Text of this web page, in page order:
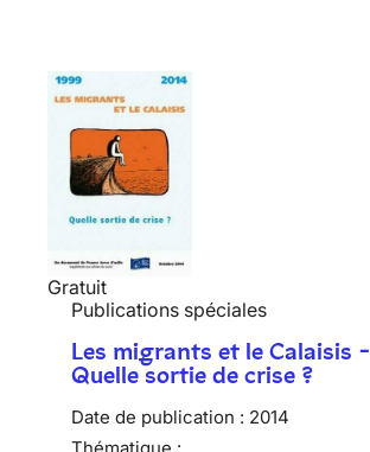
Gratuit
Publications spéciales
Les migrants et le Calaisis -
Quelle sortie de crise ?
Date de publication : 2014
Thématique :